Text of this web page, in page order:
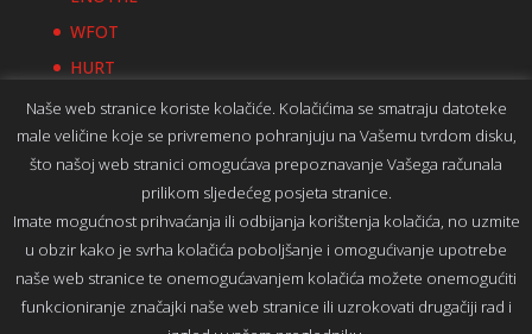
WFOT
HURT
Izjava o zaštiti privatnosti
Prijava za administratore
Webmail SR DRT
Naše web stranice koriste kolačiće. Kolačićima se smatraju datoteke
male veličine koje se privremeno pohranjuju na Vašemu tvrdom disku,
što našoj web stranici omogućava prepoznavanje Vašega računala
prilikom sljedećeg posjeta stranice.
Imate mogućnost prihvaćanja ili odbijanja korištenja kolačića, no uzmite
u obzir kako je svrha kolačića poboljšanje i omogućivanje upotrebe
naše web stranice te onemogućavanjem kolačića možete onemogućiti
funkcioniranje značajki naše web stranice ili uzrokovati drugačiji rad i